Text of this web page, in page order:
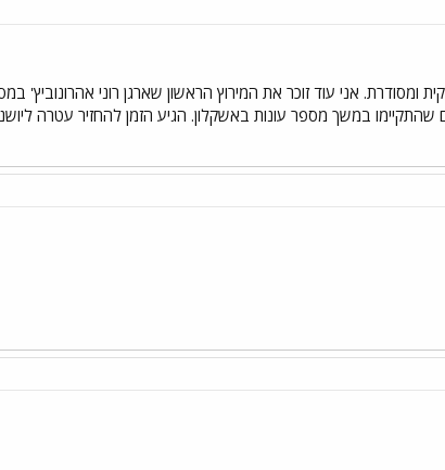
ומסודרת. אני עוד זוכר את המירוץ הראשון שארגן רוני אהרונוביץ'
שהתקיימו במשך מספר עונות באשקלון. הגיע הזמן להחזיר עטרה